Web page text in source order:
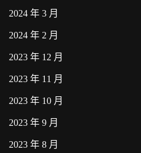
2024 年 3 月
2024 年 2 月
2023 年 12 月
2023 年 11 月
2023 年 10 月
2023 年 9 月
2023 年 8 月